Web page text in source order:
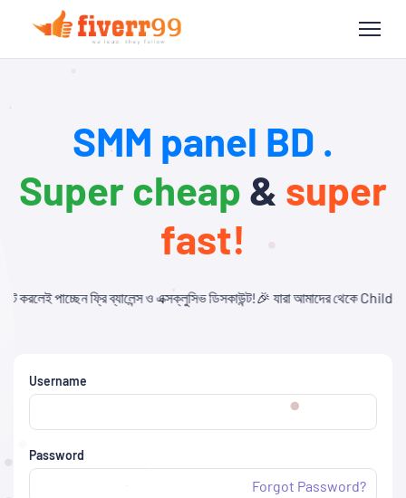
SMM panel BD .
Super cheap & super
fast!
ডিসকাউন্ট!🎉 যারা আমাদের থেকে Child Panel নিবেন এবং API
Username
Password
Forgot Password?